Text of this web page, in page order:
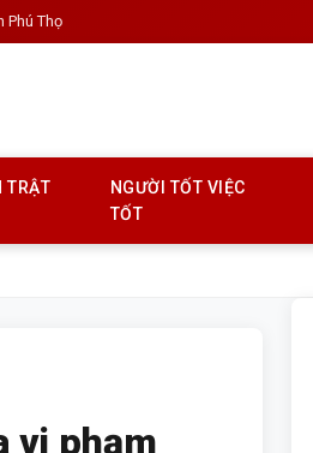
Phú Thọ
TRẬT
NGƯỜI TỐT VIỆC
TỐT
vi phạm